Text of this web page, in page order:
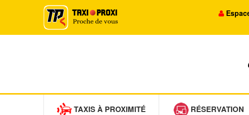
TAXIS À PROXIMITÉ RÉSERVATION